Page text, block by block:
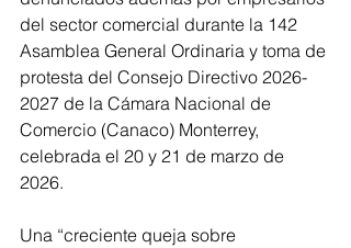
del sector comercial durante la 142
Asamblea General Ordinaria y toma de
protesta del Consejo Directivo 2026-
2027 de la Cámara Nacional de
Comercio (Canaco) Monterrey,
celebrada el 20 y 21 de marzo de
2026.
Una “creciente queja sobre